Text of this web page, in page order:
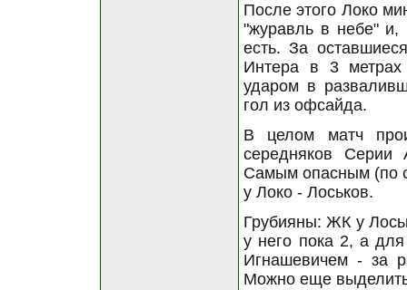
После этого Локо
"журавль в небе" и,
есть. За
Интера в 3 метрах
ударом в
гол из офсайда.
В целом матч
середняков Серии
Самым опасным (по
у Локо - Лоськов.
Грубияны: ЖК у
у него пока 2, а
Игнашевичем - за
Можно еще выделить